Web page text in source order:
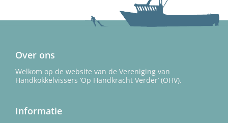
Over ons
Welkom op de website van de Vereniging van
Handkokkelvissers ‘Op Handkracht Verder’ (OHV).
Informatie